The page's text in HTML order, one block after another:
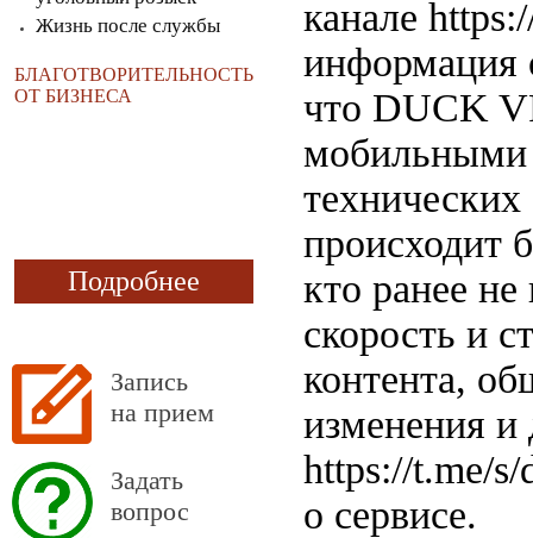
Жизнь после службы
БЛАГОТВОРИТЕЛЬНОСТЬ
ОТ БИЗНЕСА
Подробнее
Запись
на прием
Задать
вопрос
канале
информация
что DUCK
мобильными
происходит
кто ранее
скорость и
контента,
изменения и
https://t.me/
о сервисе.